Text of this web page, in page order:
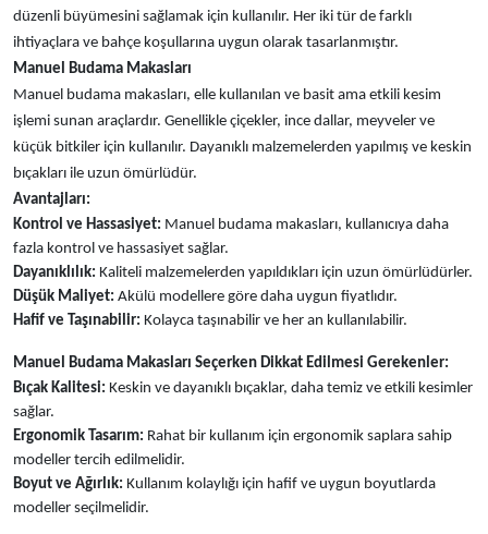
düzenli büyümesini sağlamak için kullanılır. Her iki tür de farklı
ihtiyaçlara ve bahçe koşullarına uygun olarak tasarlanmıştır.
Manuel Budama Makasları
Manuel budama makasları, elle kullanılan ve basit ama etkili kesim
işlemi sunan araçlardır. Genellikle çiçekler, ince dallar, meyveler ve
küçük bitkiler için kullanılır. Dayanıklı malzemelerden yapılmış ve keskin
bıçakları ile uzun ömürlüdür.
Avantajları:
Kontrol ve Hassasiyet: Manuel budama makasları, kullanıcıya daha
fazla kontrol ve hassasiyet sağlar.
Dayanıklılık: Kaliteli malzemelerden yapıldıkları için uzun ömürlüdürler.
Düşük Maliyet: Akülü modellere göre daha uygun fiyatlıdır.
Hafif ve Taşınabilir: Kolayca taşınabilir ve her an kullanılabilir.
Manuel Budama Makasları Seçerken Dikkat Edilmesi Gerekenler:
Bıçak Kalitesi: Keskin ve dayanıklı bıçaklar, daha temiz ve etkili kesimler
sağlar.
Ergonomik Tasarım: Rahat bir kullanım için ergonomik saplara sahip
modeller tercih edilmelidir.
Boyut ve Ağırlık: Kullanım kolaylığı için hafif ve uygun boyutlarda
modeller seçilmelidir.